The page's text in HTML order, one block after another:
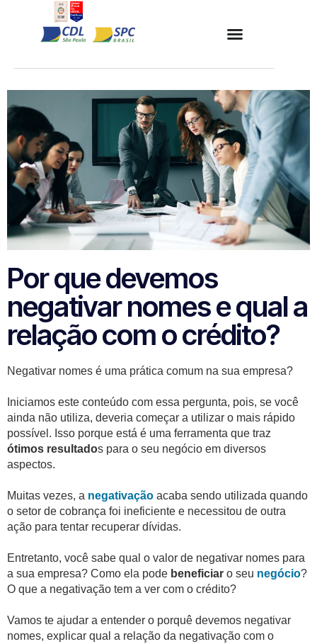
Por que devemos
negativar nomes e qual a
relação com o crédito?
Negativar nomes é uma prática comum na sua empresa?
Iniciamos este conteúdo com essa pergunta, pois, se você
ainda não utiliza, deveria começar a utilizar o mais rápido
possível. Isso porque está é uma ferramenta que traz
ótimos resultados para o seu negócio em diversos
aspectos.
Muitas vezes, a negativação acaba sendo utilizada quando
o setor de cobrança foi ineficiente e necessitou de outra
ação para tentar recuperar dívidas.
Entretanto, você sabe qual o valor de negativar nomes para
a sua empresa? Como ela pode beneficiar o seu negócio?
O que a negativação tem a ver com o crédito?
Vamos te ajudar a entender o porquê devemos negativar
nomes, explicar qual a relação da negativação com o